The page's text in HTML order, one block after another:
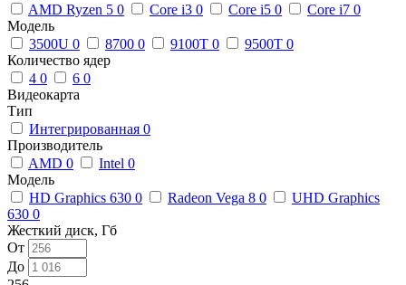
AMD Ryzen 5 0 Core i3 0 Core i5 0 Core i7 0
Модель
3500U 0 8700 0 9100T 0 9500T 0
Количество ядер
4 0 6 0
Видеокарта
Тип
Интегрированная 0
Производитель
AMD 0 Intel 0
Модель
HD Graphics 630 0 Radeon Vega 8 0
UHD Graphics
630 0
Жесткий диск, Гб
От
До